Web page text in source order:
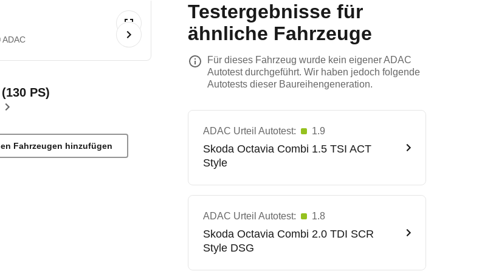
ADAC
PS)
Fahrzeugen hinzufügen
Testergebnisse für
ähnliche Fahrzeuge
Für dieses Fahrzeug wurde kein eigener ADAC
Autotest durchgeführt. Wir haben jedoch folgende
Autotests dieser Baureihengeneration.
ADAC Urteil Autotest: 1.9
Skoda Octavia Combi 1.5 TSI ACT
Style
ADAC Urteil Autotest: 1.8
Skoda Octavia Combi 2.0 TDI SCR
Style DSG